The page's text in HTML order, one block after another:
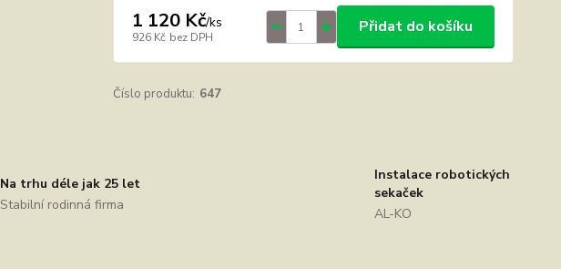
1 120 Kč/ks
926 Kč bez DPH
Přidat do košíku
Číslo produktu: 647
Na trhu déle jak 25 let
Stabilní rodinná firma
Instalace robotických
sekaček
AL-KO